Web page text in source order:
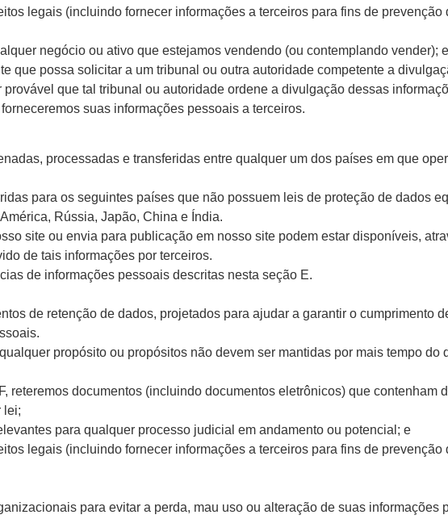
legais (incluindo fornecer informações a terceiros para fins de
negócio ou ativo que estejamos vendendo (ou contemplando vender); e
que possa solicitar a um tribunal ou outra autoridade competente a
que tal tribunal ou autoridade ordene a divulgação dessas
suas informações pessoais a terceiros.
processadas e transferidas entre qualquer um dos países em que
para os seguintes países que não possuem leis de proteção de dados
Rússia, Japão, China e Índia.
site ou envia para publicação em nosso site podem estar disponíveis,
de tais informações por terceiros.
de informações pessoais descritas nesta seção E.
de retenção de dados, projetados para ajudar a garantir o cumprimento
propósito ou propósitos não devem ser mantidas por mais tempo do
reteremos documentos (incluindo documentos eletrônicos) que contenham
lei;
para qualquer processo judicial em andamento ou potencial; e
legais (incluindo fornecer informações a terceiros para fins de
para evitar a perda, mau uso ou alteração de suas informações